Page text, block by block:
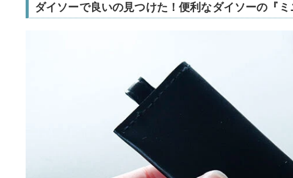
ダイソーで良いの見つけた！便利なダイソーの『ミ